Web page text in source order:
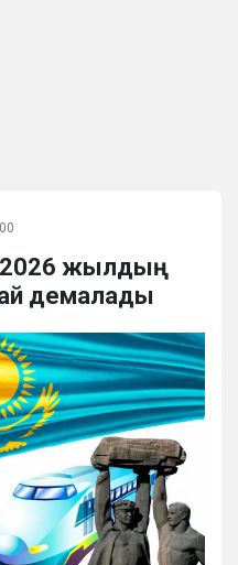
2026 жылдың
демалады